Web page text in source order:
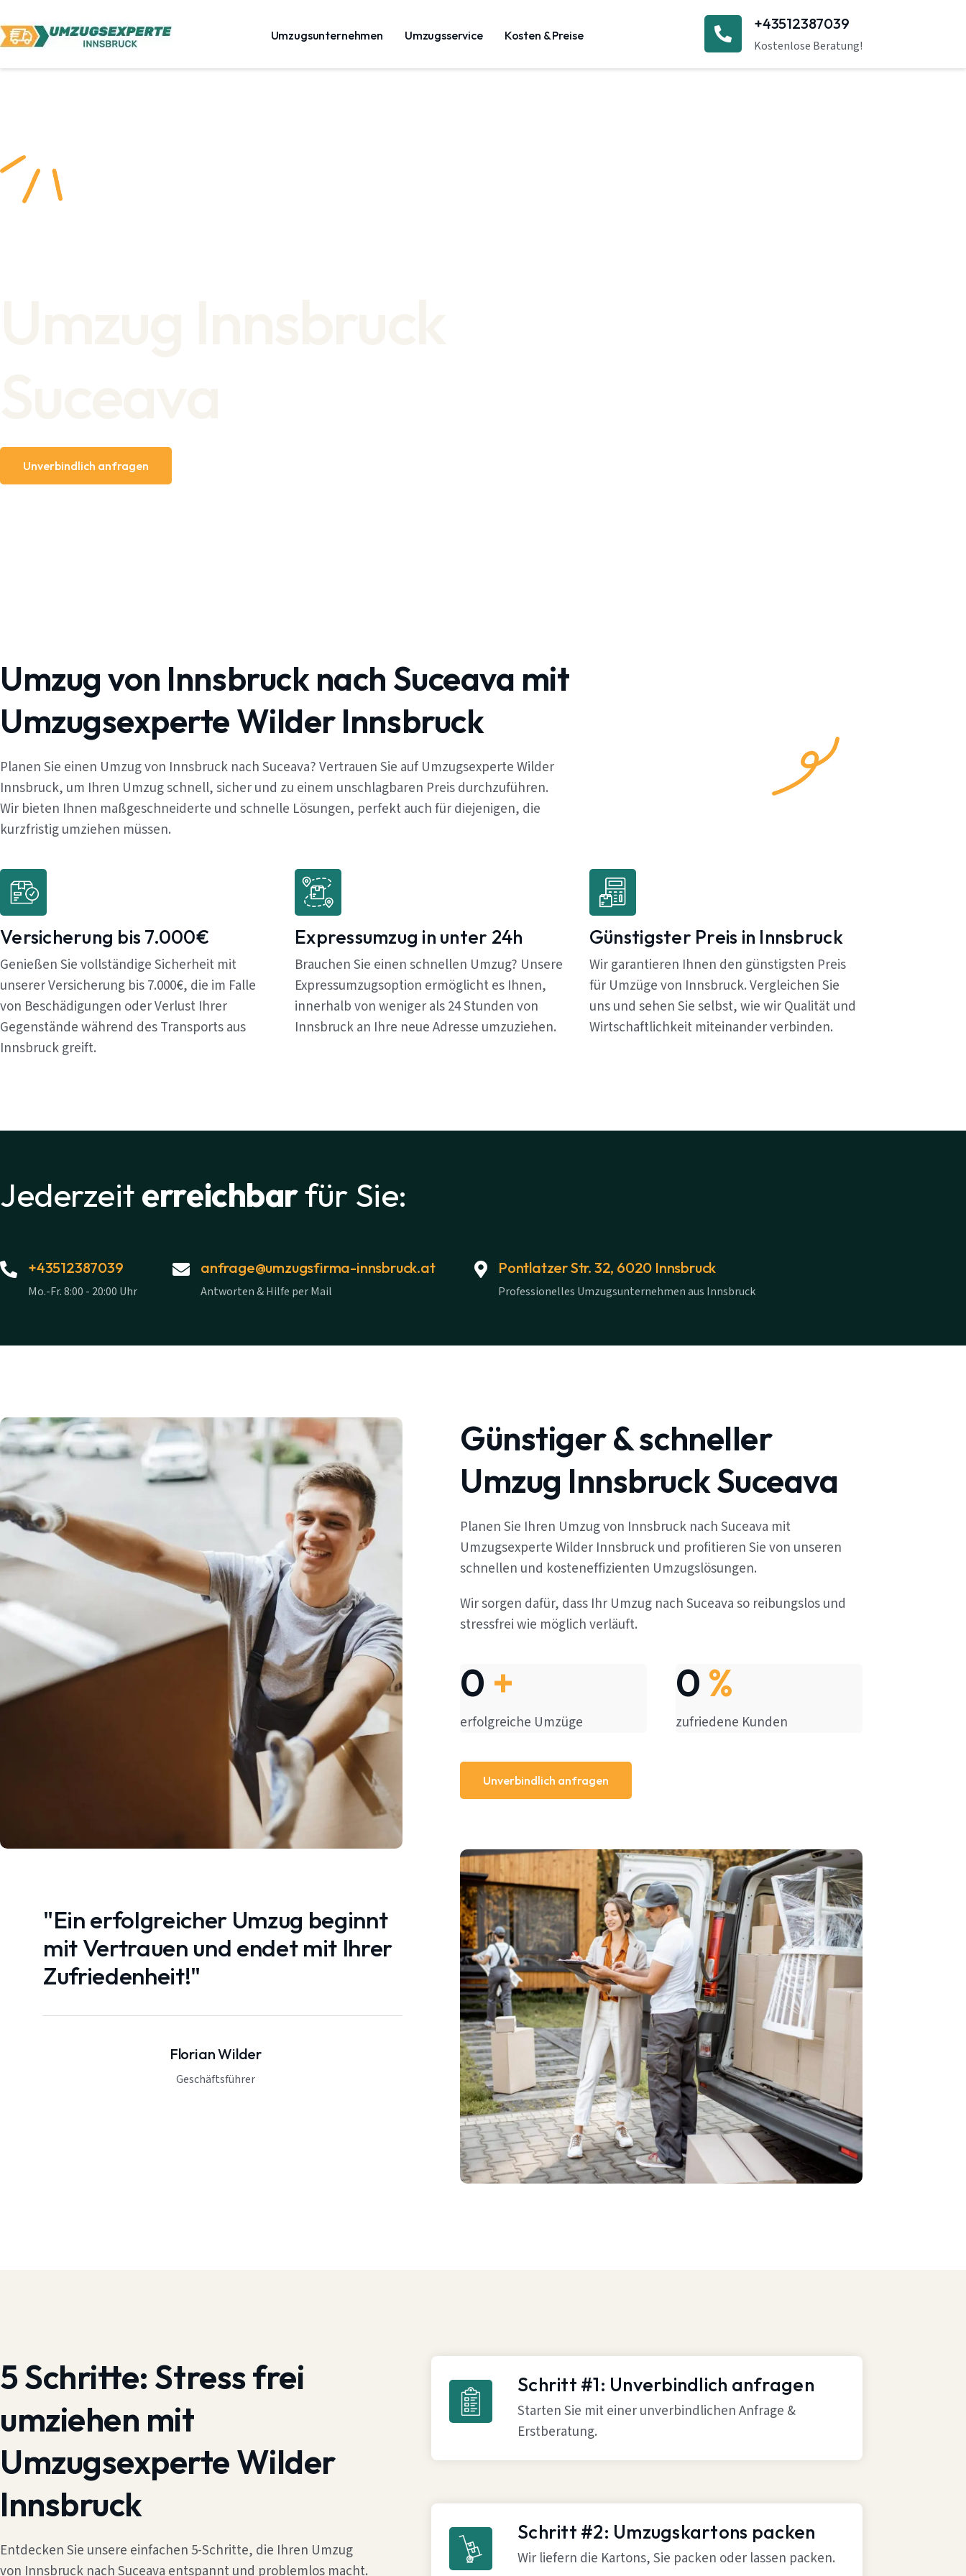
Umzugsunternehmen Umzugsservice Kosten & Preise
+43512387039
Kostenlose Beratung!
Unverbindlich anfragen
Umzug von Innsbruck nach Suceava mit
Umzugsexperte Wilder Innsbruck
Planen Sie einen Umzug von Innsbruck nach Suceava? Vertrauen Sie auf Umzugsexperte Wilder
Innsbruck, um Ihren Umzug schnell, sicher und zu einem unschlagbaren Preis durchzuführen.
Wir bieten Ihnen maßgeschneiderte und schnelle Lösungen, perfekt auch für diejenigen, die
kurzfristig umziehen müssen.
Versicherung bis 7.000€
Genießen Sie vollständige Sicherheit mit
unserer Versicherung bis 7.000€, die im Falle
von Beschädigungen oder Verlust Ihrer
Gegenstände während des Transports aus
Innsbruck greift.
Expressumzug in unter 24h
Brauchen Sie einen schnellen Umzug? Unsere
Expressumzugsoption ermöglicht es Ihnen,
innerhalb von weniger als 24 Stunden von
Innsbruck an Ihre neue Adresse umzuziehen.
Günstigster Preis in Innsbruck
Wir garantieren Ihnen den günstigsten Preis
für Umzüge von Innsbruck. Vergleichen Sie
uns und sehen Sie selbst, wie wir Qualität und
Wirtschaftlichkeit miteinander verbinden.
Jederzeiterreichbarfür Sie:
+43512387039
Mo.-Fr. 8:00 - 20:00 Uhr
anfrage@umzugsfirma-innsbruck.at
Antworten & Hilfe per Mail
Pontlatzer Str. 32, 6020 Innsbruck
Professionelles Umzugsunternehmen aus Innsbruck
"Ein erfolgreicher Umzug beginnt
mit Vertrauen und endet mit Ihrer
Zufriedenheit!"
Florian Wilder
Geschäftsführer
Günstiger & schneller
Umzug Innsbruck Suceava
Planen Sie Ihren Umzug von Innsbruck nach Suceava mit
Umzugsexperte Wilder Innsbruck und profitieren Sie von unseren
schnellen und kosteneffizienten Umzugslösungen.
Wir sorgen dafür, dass Ihr Umzug nach Suceava so reibungslos und
stressfrei wie möglich verläuft.
0 +
erfolgreiche Umzüge
0 %
zufriedene Kunden
Unverbindlich anfragen
5 Schritte: Stress frei
umziehen mit
Umzugsexperte Wilder
Innsbruck
Entdecken Sie unsere einfachen 5-Schritte, die Ihren Umzug
von Innsbruck nach Suceava entspannt und problemlos macht.
Schritt #1: Unverbindlich anfragen
Starten Sie mit einer unverbindlichen Anfrage &
Erstberatung.
Schritt #2: Umzugskartons packen
Wir liefern die Kartons, Sie packen oder lassen packen.